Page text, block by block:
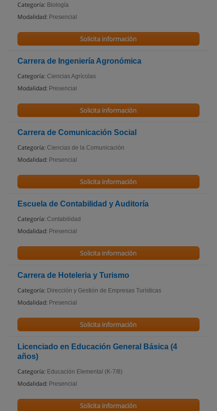
Categoría: Biología
Modalidad: Presencial
Solicita información
Carrera de Ingeniería Agronómica
Categoría: Ciencias Agrícolas
Modalidad: Presencial
Solicita información
Carrera de Comunicación Social
Categoría: Ciencias de la Comunicación
Modalidad: Presencial
Solicita información
Escuela de Contabilidad y Auditoría
Categoría: Contabilidad
Modalidad: Presencial
Solicita información
Carrera de Hoteleria y Turismo
Categoría: Dirección y Gestión de Empresas Turísticas
Modalidad: Presencial
Solicita información
Licenciado en Educación General Básica (4
años)
Categoría: Educación Elemental (K-7/8)
Modalidad: Presencial
Solicita información